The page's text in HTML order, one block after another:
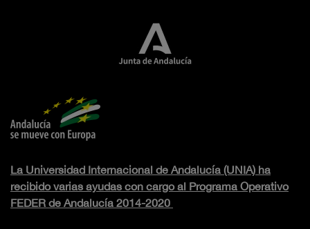
La Universidad Internacional de Andalucía (UNIA) ha
recibido varias ayudas con cargo al Programa Operativo
FEDER de Andalucía 2014-2020